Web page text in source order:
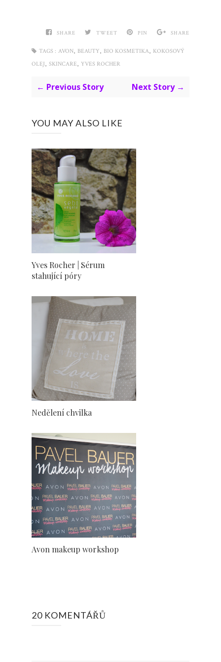
SHARE TWEET PIN SHARE
TAGS : AVON BEAUTY BIO KOSMETIKA KOKOSOVÝ
OLEJ SKINCARE YVES ROCHER
← Previous Story Next Story →
YOU MAY ALSO LIKE
Yves Rocher | Sérum
stahující póry
Nedělení chvilka
Avon makeup workshop
20 KOMENTÁŘŮ